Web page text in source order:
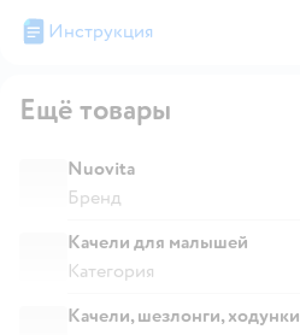
Инструкция
Ещё товары
Nuovita
Бренд
Качели для малышей
Категория
Качели, шезлонги, ходунки